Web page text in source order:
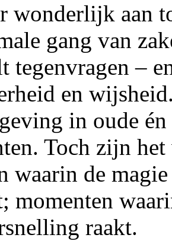
wonderlijk aan
gang van
tegenvragen –
en
in oude
Toch zijn
waarin de
momenten
raakt.